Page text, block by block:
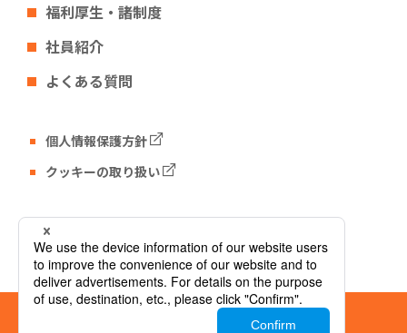
福利厚生・諸制度
社員紹介
よくある質問
個人情報保護方針
クッキーの取り扱い
Tech Fun コーポレートサイト